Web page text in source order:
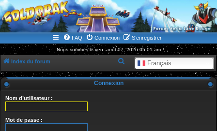
WWW.GOLDORAKGO.COM
le site de la Lune Rouge
FAQ Connexion S’enregistrer
Nous sommes le ven. août 07, 2026 05:01 am
Index du forum Français
e
Connexion
Nom d’utilisateur :
Mot de passe :